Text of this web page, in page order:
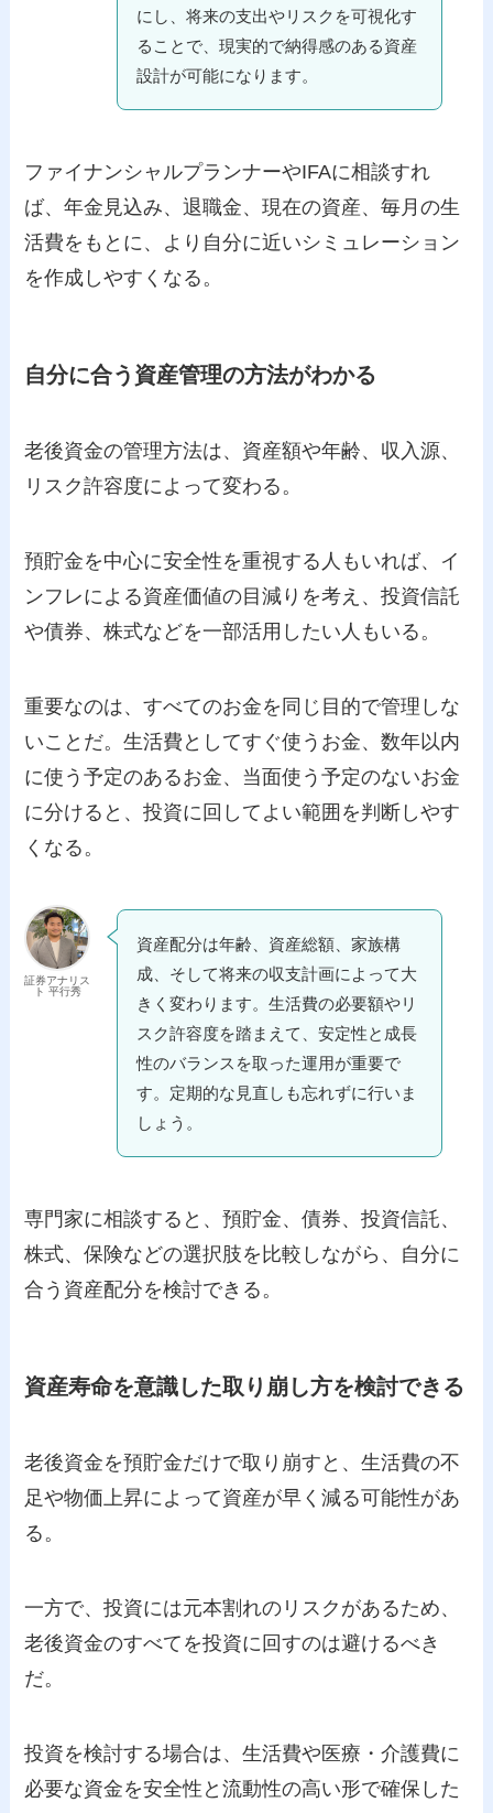
にし、将来の支出やリスクを可視化す
ることで、現実的で納得感のある資産
設計が可能になります。
ファイナンシャルプランナーやIFAに相談すれ
ば、年金見込み、退職金、現在の資産、毎月の生
活費をもとに、より自分に近いシミュレーション
を作成しやすくなる。
自分に合う資産管理の方法がわかる
老後資金の管理方法は、資産額や年齢、収入源、
リスク許容度によって変わる。
預貯金を中心に安全性を重視する人もいれば、イ
ンフレによる資産価値の目減りを考え、投資信託
や債券、株式などを一部活用したい人もいる。
重要なのは、すべてのお金を同じ目的で管理しな
いことだ。生活費としてすぐ使うお金、数年以内
に使う予定のあるお金、当面使う予定のないお金
に分けると、投資に回してよい範囲を判断しやす
くなる。
証券アナリス
ト 平行秀
資産配分は年齢、資産総額、家族構
成、そして将来の収支計画によって大
きく変わります。生活費の必要額やリ
スク許容度を踏まえて、安定性と成長
性のバランスを取った運用が重要で
す。定期的な見直しも忘れずに行いま
しょう。
専門家に相談すると、預貯金、債券、投資信託、
株式、保険などの選択肢を比較しながら、自分に
合う資産配分を検討できる。
資産寿命を意識した取り崩し方を検討できる
老後資金を預貯金だけで取り崩すと、生活費の不
足や物価上昇によって資産が早く減る可能性があ
る。
一方で、投資には元本割れのリスクがあるため、
老後資金のすべてを投資に回すのは避けるべき
だ。
投資を検討する場合は、生活費や医療・介護費に
必要な資金を安全性と流動性の高い形で確保した